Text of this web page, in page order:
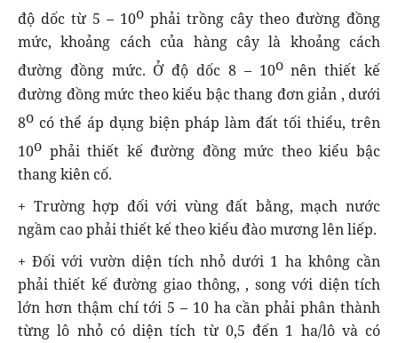
độ dốc từ 5 – 10o phải trồng cây theo đường đồng
mức, khoảng cách của hàng cây là khoảng cách
đường đồng mức. Ở độ dốc 8 – 10onên thiết kế
đường đồng mức theo kiểu bậc thang đơn giản , dưới
8o có thể áp dụng biện pháp làm đất tối thiểu, trên
10o phải thiết kế đường đồng mức theo kiểu bậc
thang kiên cố.
+ Trường hợp đối với vùng đất bằng, mạch nước
ngầm cao phải thiết kế theo kiểu đào mương lên liếp.
+ Đối với vườn diện tích nhỏ dưới 1 ha không cần
phải thiết kế đường giao thông, , song với diện tích
lớn hơn thậm chí tới 5 – 10 ha cần phải phân thành
từng lô nhỏ có diện tích từ 0,5 đến 1 ha/lô và có